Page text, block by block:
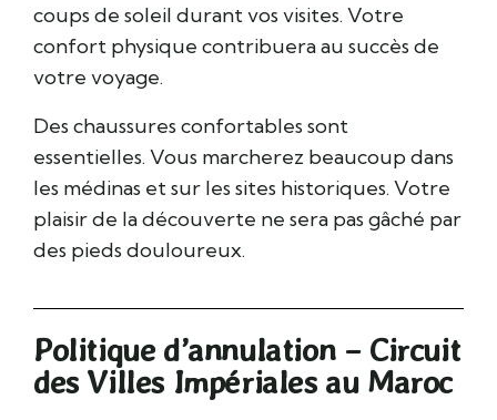
coups de soleil durant vos visites. Votre
confort physique contribuera au succès de
votre voyage.
Des chaussures confortables sont
essentielles. Vous marcherez beaucoup dans
les médinas et sur les sites historiques. Votre
plaisir de la découverte ne sera pas gâché par
des pieds douloureux.
Politique d’annulation – Circuit
des Villes Impériales au Maroc